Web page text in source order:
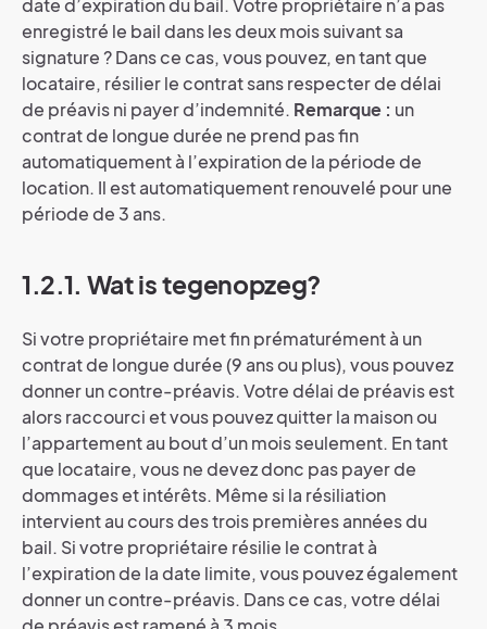
date d’expiration du bail. Votre propriétaire n’a pas
enregistré le bail dans les deux mois suivant sa
signature ? Dans ce cas, vous pouvez, en tant que
locataire, résilier le contrat sans respecter de délai
de préavis ni payer d’indemnité. Remarque : un
contrat de longue durée ne prend pas fin
automatiquement à l’expiration de la période de
location. Il est automatiquement renouvelé pour une
période de 3 ans.
1.2.1. Wat is tegenopzeg?
Si votre propriétaire met fin prématurément à un
contrat de longue durée (9 ans ou plus), vous pouvez
donner un contre-préavis. Votre délai de préavis est
alors raccourci et vous pouvez quitter la maison ou
l’appartement au bout d’un mois seulement. En tant
que locataire, vous ne devez donc pas payer de
dommages et intérêts. Même si la résiliation
intervient au cours des trois premières années du
bail. Si votre propriétaire résilie le contrat à
l’expiration de la date limite, vous pouvez également
donner un contre-préavis. Dans ce cas, votre délai